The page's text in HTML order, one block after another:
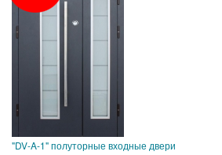
"DV-A-1" полуторные входные двери